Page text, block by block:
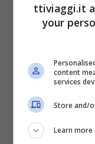
Borgo Cortina
Scoprire
ttiviaggi.it
your
content
services
Store and/
Learn more